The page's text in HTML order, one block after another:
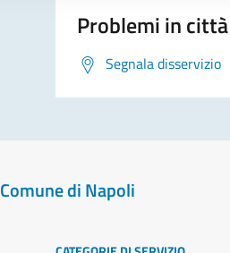
Problemi in città
Segnala disservizio
Comune di Napoli